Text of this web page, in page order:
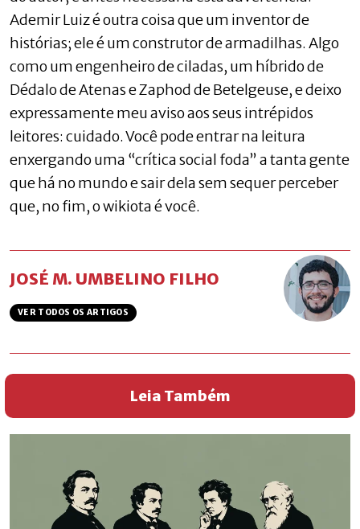
Ademir Luiz é outra coisa que um inventor de
histórias; ele é um construtor de armadilhas. Algo
como um engenheiro de ciladas, um híbrido de
Dédalo de Atenas e Zaphod de Betelgeuse, e deixo
expressamente meu aviso aos seus intrépidos
leitores: cuidado. Você pode entrar na leitura
enxergando uma “crítica social foda” a tanta gente
que há no mundo e sair dela sem sequer perceber
que, no fim, o wikiota é você.
JOSÉ M. UMBELINO FILHO
VER TODOS OS ARTIGOS
Leia Também